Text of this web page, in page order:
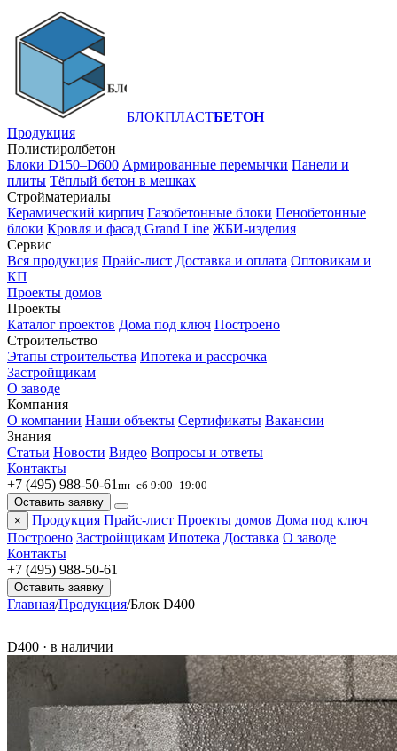
БЛОКПЛАСТБЕТОН
Продукция
Полистиролбетон
Блоки D150–D600 Армированные перемычки Панели и
плиты Тёплый бетон в мешках
Стройматериалы
Керамический кирпич Газобетонные блоки Пенобетонные
блоки Кровля и фасад Grand Line ЖБИ-изделия
Сервис
Вся продукция Прайс-лист Доставка и оплата Оптовикам и
КП
Проекты домов
Проекты
Каталог проектов Дома под ключ Построено
Строительство
Этапы строительства Ипотека и рассрочка
Застройщикам
О заводе
Компания
О компании Наши объекты Сертификаты Вакансии
Знания
Статьи Новости Видео Вопросы и ответы
Контакты
+7 (495) 988-50-61 пн–сб 9:00–19:00
Оставить заявку
×
Продукция Прайс-лист Проекты домов Дома под ключ
Построено Застройщикам Ипотека Доставка О заводе
Контакты
+7 (495) 988-50-61
Оставить заявку
Главная/Продукция/Блок D400
D400 · в наличии